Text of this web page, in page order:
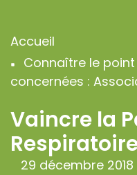
Fil
d'Ariane
Accueil
Connaître le
concernées :
Vaincre la
29 décembre 2018